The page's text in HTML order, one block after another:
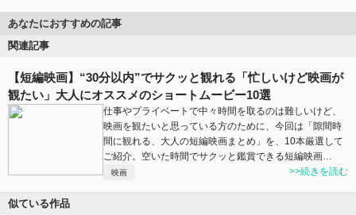
あなたにおすすめの記事
関連記事
【短編映画】“30分以内”でサクッと観れる「忙しいけど映画が
観たい」大人にオススメのショートムービー10選
仕事やプライベートで中々時間を取るのは難しいけど、
映画を観たいと思っている方のために、今回は「隙間時
間に観れる、大人の短編映画まとめ」を、10本厳選して
ご紹介。空いた時間でサクッと鑑賞できる短編映画…
映画 >>続きを読む
似ている作品